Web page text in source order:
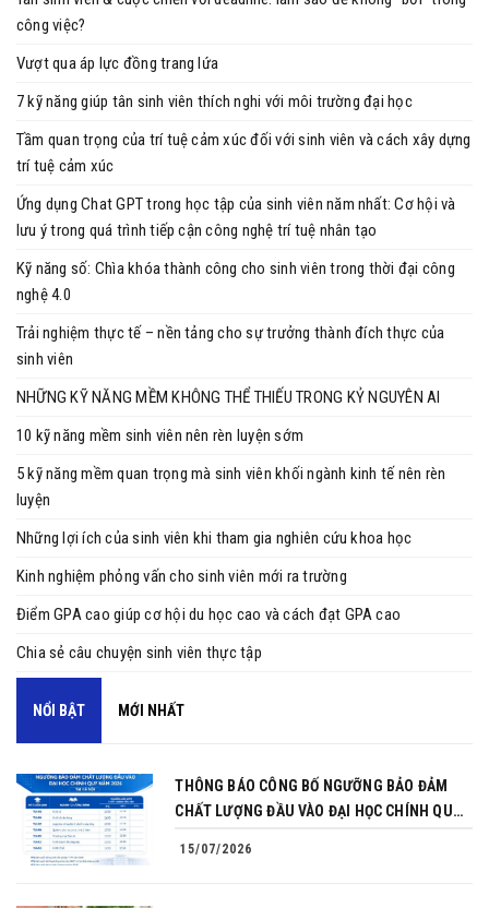
công việc?
Vượt qua áp lực đồng trang lứa
7 kỹ năng giúp tân sinh viên thích nghi với môi trường đại học
Tầm quan trọng của trí tuệ cảm xúc đối với sinh viên và cách xây dựng
trí tuệ cảm xúc
Ứng dụng Chat GPT trong học tập của sinh viên năm nhất: Cơ hội và
lưu ý trong quá trình tiếp cận công nghệ trí tuệ nhân tạo
Kỹ năng số: Chìa khóa thành công cho sinh viên trong thời đại công
nghệ 4.0
Trải nghiệm thực tế – nền tảng cho sự trưởng thành đích thực của
sinh viên
NHỮNG KỸ NĂNG MỀM KHÔNG THỂ THIẾU TRONG KỶ NGUYÊN AI
10 kỹ năng mềm sinh viên nên rèn luyện sớm
5 kỹ năng mềm quan trọng mà sinh viên khối ngành kinh tế nên rèn
luyện
Những lợi ích của sinh viên khi tham gia nghiên cứu khoa học
Kinh nghiệm phỏng vấn cho sinh viên mới ra trường
Điểm GPA cao giúp cơ hội du học cao và cách đạt GPA cao
Chia sẻ câu chuyện sinh viên thực tập
NỔI BẬT MỚI NHẤT
THÔNG BÁO CÔNG BỐ NGƯỠNG BẢO ĐẢM
CHẤT LƯỢNG ĐẦU VÀO ĐẠI HỌC CHÍNH QUY
15/07/2026